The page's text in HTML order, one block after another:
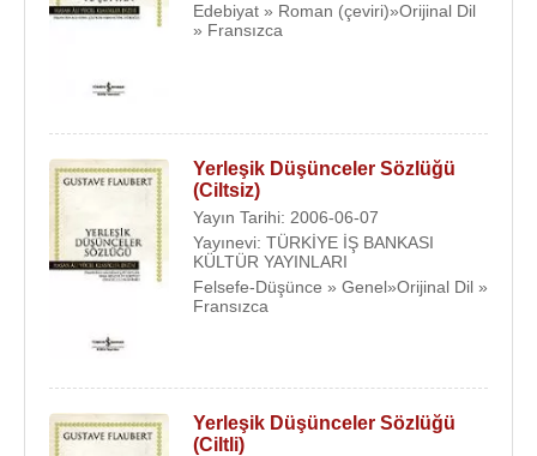
Edebiyat » Roman (çeviri)»Orijinal Dil
» Fransızca
Yerleşik Düşünceler Sözlüğü
(Ciltsiz)
Yayın Tarihi: 2006-06-07
Yayınevi: TÜRKİYE İŞ BANKASI
KÜLTÜR YAYINLARI
Felsefe-Düşünce » Genel»Orijinal Dil »
Fransızca
Yerleşik Düşünceler Sözlüğü
(Ciltli)